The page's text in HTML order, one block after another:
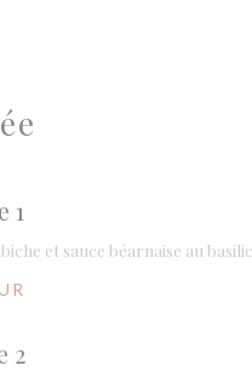
1
et sauce béarnaise au
2